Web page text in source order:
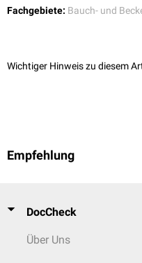
Fachgebiete: Bauch- und
Wichtiger Hinweis zu diesem
Empfehlung
DocCheck
Über Uns